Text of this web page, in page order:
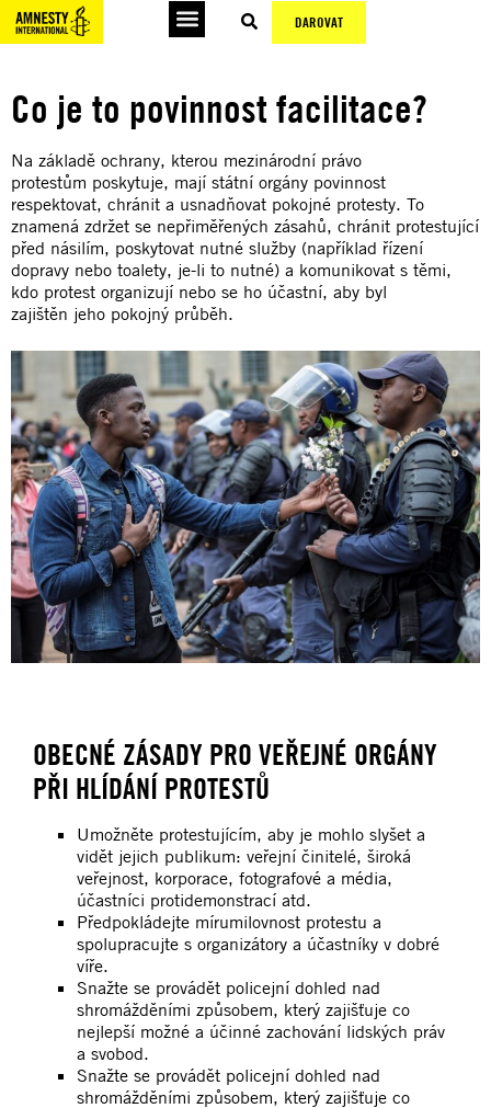
DAROVAT
Co je to povinnost facilitace?
Na základě ochrany, kterou mezinárodní právo
protestům poskytuje, mají státní orgány povinnost
respektovat, chránit a usnadňovat pokojné protesty. To
znamená zdržet se nepřiměřených zásahů, chránit protestující
před násilím, poskytovat nutné služby (například řízení
dopravy nebo toalety, je-li to nutné) a komunikovat s těmi,
kdo protest organizují nebo se ho účastní, aby byl
zajištěn jeho pokojný průběh.
OBECNÉ ZÁSADY PRO VEŘEJNÉ ORGÁNY
PŘI HLÍDÁNÍ PROTESTŮ
Umožněte protestujícím, aby je mohlo slyšet a
vidět jejich publikum: veřejní činitelé, široká
veřejnost, korporace, fotografové a média,
účastníci protidemonstrací atd.
Předpokládejte mírumilovnost protestu a
spolupracujte s organizátory a účastníky v dobré
víře.
Snažte se provádět policejní dohled nad
shromážděními způsobem, který zajišťuje co
nejlepší možné a účinné zachování lidských práv
a svobod.
Snažte se provádět policejní dohled nad
shromážděními způsobem, který zajišťuje co